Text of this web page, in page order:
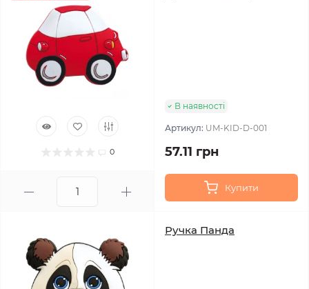
0
В наявності
Артикул: UM-KID-D-001
57.11 грн
Купити
Ручка Панда